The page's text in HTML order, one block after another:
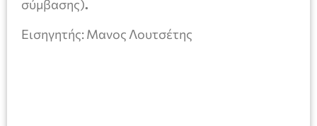
σύμβασης).
Εισηγητής: Μανος Λουτσέτης